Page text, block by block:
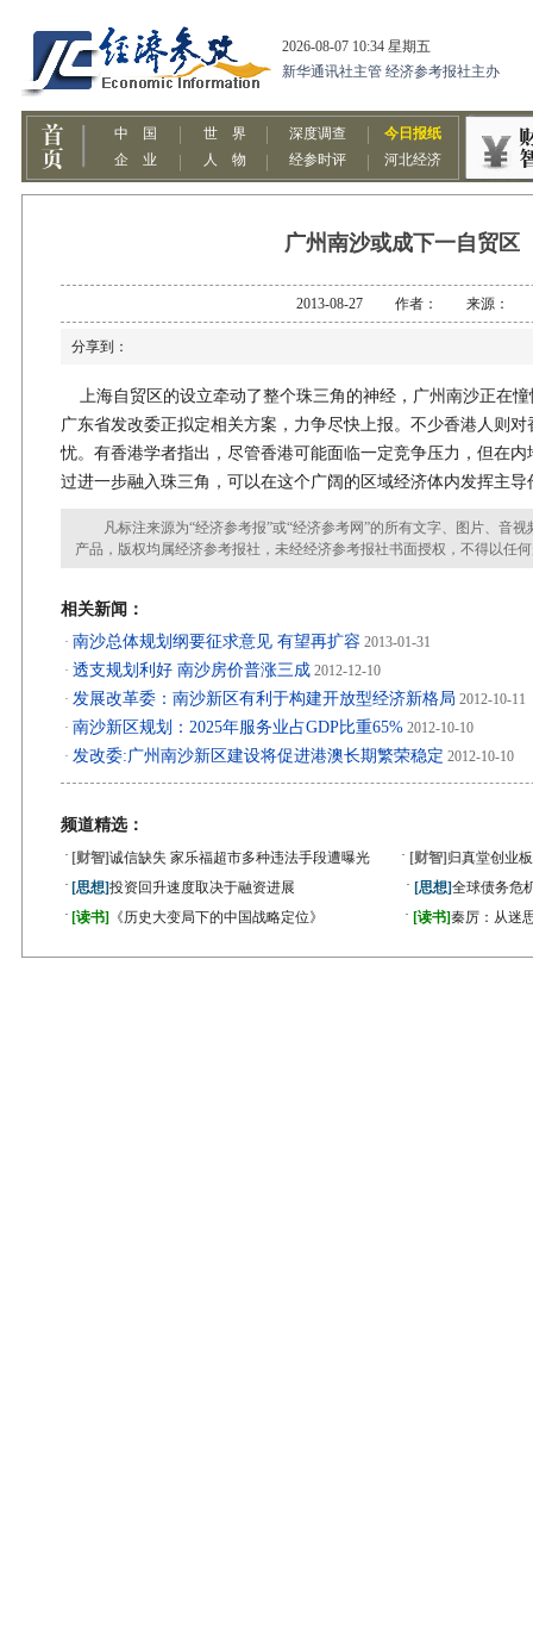
广州南沙或成下一自贸区
2013-08-27 作者： 来源：
分享到：
上海自贸区的设立牵动了整个珠三角的神经，广州南沙正在
广东省发改委正拟定相关方案，力争尽快上报。不少香港人则
忧。有香港学者指出，尽管香港可能面临一定竞争压力，但在
过进一步融入珠三角，可以在这个广阔的区域经济体内发挥主导
凡标注来源为“经济参考报”或“经济参考网”的所有文字、图片、音视
产品，版权均属经济参考报社，未经经济参考报社书面授权，不得以任
相关新闻：
· 南沙总体规划纲要征求意见 有望再扩容 2013-01-31
· 透支规划利好 南沙房价普涨三成 2012-12-10
· 发展改革委：南沙新区有利于构建开放型经济新格局 2012-10-11
· 南沙新区规划：2025年服务业占GDP比重65% 2012-10-10
· 发改委:广州南沙新区建设将促进港澳长期繁荣稳定 2012-10-10
频道精选：
· [财智]诚信缺失 家乐福超市多种违法手段遭曝光 · [财智] 归真堂创业
· [思想]投资回升速度取决于融资进展 · [思想]全球债务危
· [读书] 《历史大变局下的中国战略定位》 · [读书]秦厉：从迷